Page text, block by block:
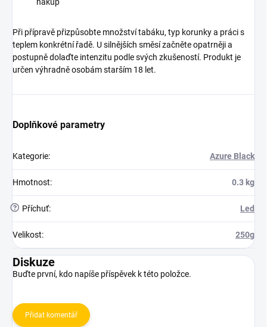
nákup
Při přípravě přizpůsobte množství tabáku, typ korunky a práci s
teplem konkrétní řadě. U silnějších směsí začněte opatrněji a
postupně dolaďte intenzitu podle svých zkušeností. Produkt je
určen výhradně osobám starším 18 let.
Doplňkové parametry
Kategorie: Azure Black
Hmotnost: 0.3 kg
? Příchuť: Led
Velikost: 250g
Diskuze
Buďte první, kdo napíše příspěvek k této položce.
Přidat komentář